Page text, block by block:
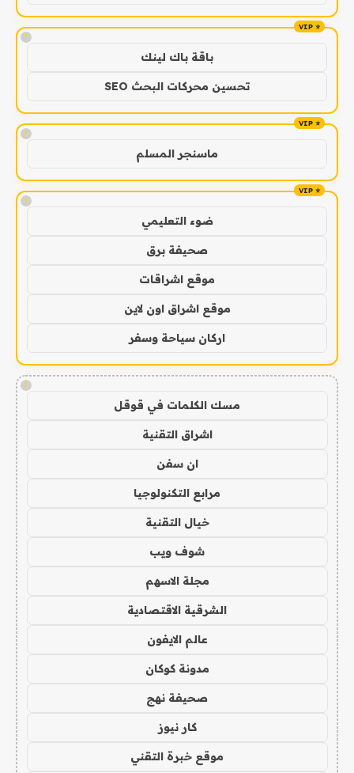
!
باقة باك لينك
تحسين محركات البحث SEO
!
ماسنجر المسلم
!
ضوء التعليمي
صحيفة برق
موقع اشراقات
موقع اشراق اون لاين
اركان سياحة وسفر
!
مسك الكلمات في قوقل
اشراق التقنية
ان سفن
مرابع التكنولوجيا
خيال التقنية
شوف ويب
مجلة الاسهم
الشرقية الاقتصادية
عالم الايفون
مدونة كوكان
صحيفة نهج
كار نيوز
موقع خبرة التقني